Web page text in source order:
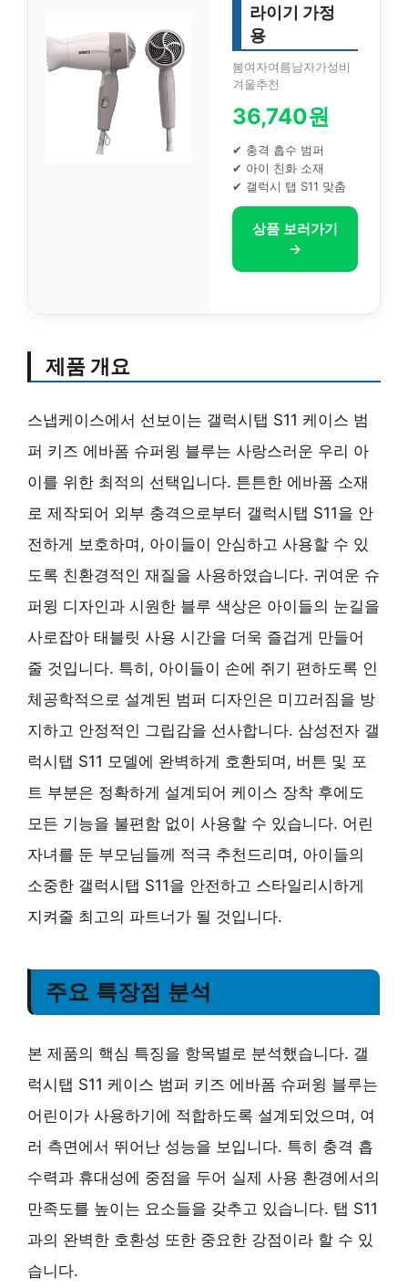
라이기 가정
용
봄여자여름남자가성비
겨울추천
36,740원
✔ 충격 흡수 범퍼
✔ 아이 친화 소재
✔ 갤럭시 탭 S11 맞춤
상품 보러가기
→
제품 개요
스냅케이스에서 선보이는 갤럭시탭 S11 케이스 범
퍼 키즈 에바폼 슈퍼윙 블루는 사랑스러운 우리 아
이를 위한 최적의 선택입니다. 튼튼한 에바폼 소재
로 제작되어 외부 충격으로부터 갤럭시탭 S11을 안
전하게 보호하며, 아이들이 안심하고 사용할 수 있
도록 친환경적인 재질을 사용하였습니다. 귀여운 슈
퍼윙 디자인과 시원한 블루 색상은 아이들의 눈길을
사로잡아 태블릿 사용 시간을 더욱 즐겁게 만들어
줄 것입니다. 특히, 아이들이 손에 쥐기 편하도록 인
체공학적으로 설계된 범퍼 디자인은 미끄러짐을 방
지하고 안정적인 그립감을 선사합니다. 삼성전자 갤
럭시탭 S11 모델에 완벽하게 호환되며, 버튼 및 포
트 부분은 정확하게 설계되어 케이스 장착 후에도
모든 기능을 불편함 없이 사용할 수 있습니다. 어린
자녀를 둔 부모님들께 적극 추천드리며, 아이들의
소중한 갤럭시탭 S11을 안전하고 스타일리시하게
지켜줄 최고의 파트너가 될 것입니다.
주요 특장점 분석
본 제품의 핵심 특징을 항목별로 분석했습니다. 갤
럭시탭 S11 케이스 범퍼 키즈 에바폼 슈퍼윙 블루는
어린이가 사용하기에 적합하도록 설계되었으며, 여
러 측면에서 뛰어난 성능을 보입니다. 특히 충격 흡
수력과 휴대성에 중점을 두어 실제 사용 환경에서의
만족도를 높이는 요소들을 갖추고 있습니다. 탭 S11
과의 완벽한 호환성 또한 중요한 강점이라 할 수 있
습니다.